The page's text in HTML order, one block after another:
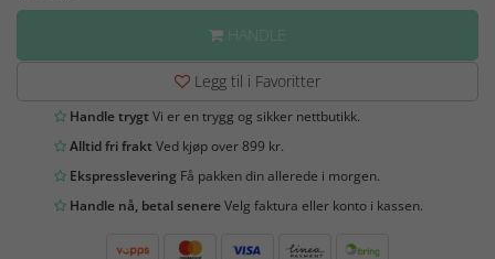
HANDLE
Legg til i Favoritter
Handle trygtVi er en trygg og sikker nettbutikk.
Alltid fri fraktVed kjøp over 899 kr.
Ekspresslevering Få pakken din allerede i morgen.
Handle nå, betal senereVelg faktura eller konto i kassen.